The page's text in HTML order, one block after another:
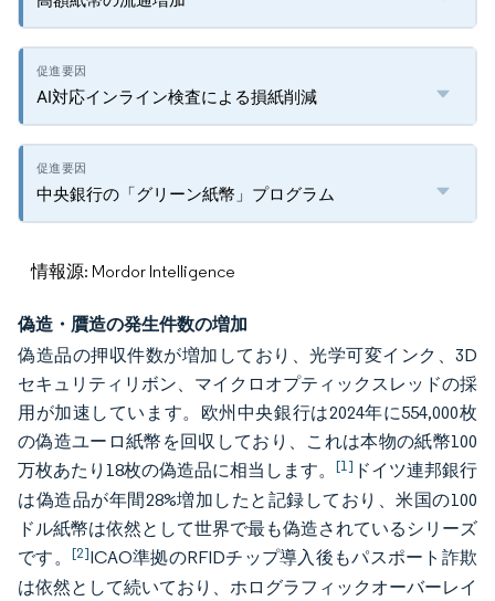
AI対応インライン検査による損紙削減
中央銀行の「グリーン紙幣」プログラム
情報源: Mordor Intelligence
偽造・贋造の発生件数の増加
偽造品の押収件数が増加しており、光学可変インク、3D
セキュリティリボン、マイクロオプティックスレッドの採
用が加速しています。欧州中央銀行は2024年に554,000枚
の偽造ユーロ紙幣を回収しており、これは本物の紙幣100
万枚あたり18枚の偽造品に相当します。 [1] ドイツ連邦銀行
は偽造品が年間28%増加したと記録しており、米国の100
ドル紙幣は依然として世界で最も偽造されているシリーズ
です。 [2]ICAO準拠のRFIDチップ導入後もパスポート詐欺
は依然として続いており、ホログラフィックオーバーレイ